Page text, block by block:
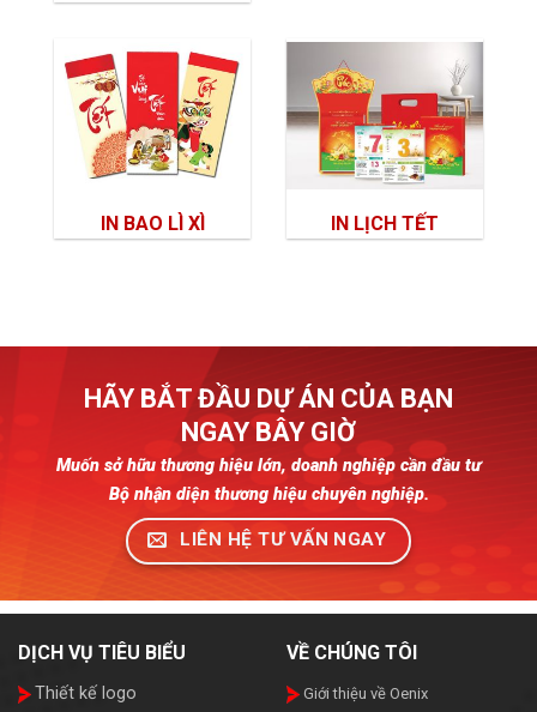
IN BAO LÌ XÌ IN LỊCH TẾT
HÃY BẮT ĐẦU DỰ ÁN CỦA BẠN
NGAY BÂY GIỜ
Muốn sở hữu thương hiệu lớn, doanh nghiệp cần đầu tư
Bộ nhận diện thương hiệu chuyên nghiệp.
LIÊN HỆ TƯ VẤN NGAY
DỊCH VỤ TIÊU BIỂU
Thiết kế logo
VỀ CHÚNG TÔI
Giới thiệu về Oenix